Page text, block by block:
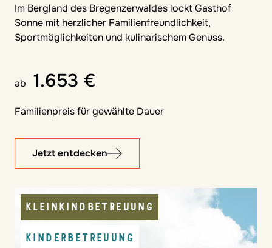
Im Bergland des Bregenzerwaldes lockt Gasthof
Sonne mit herzlicher Familienfreundlichkeit,
Sportmöglichkeiten und kulinarischem Genuss.
ab 1.653 €
Familienpreis für gewählte Dauer
Jetzt entdecken
KLEINKINDBETREUUNG
KINDERBETREUUNG